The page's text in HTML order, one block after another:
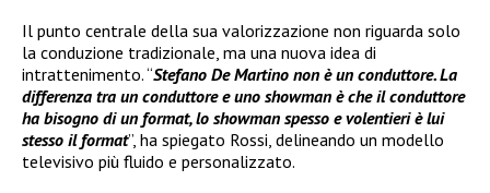
Il punto centrale della sua valorizzazione non riguarda solo
la conduzione tradizionale, ma una nuova idea di
intrattenimento. “Stefano De Martino non è un conduttore. La
differenza tra un conduttore e uno showman è che il conduttore
ha bisogno di un format, lo showman spesso e volentieri è lui
stesso il format”, ha spiegato Rossi, delineando un modello
televisivo più fluido e personalizzato.